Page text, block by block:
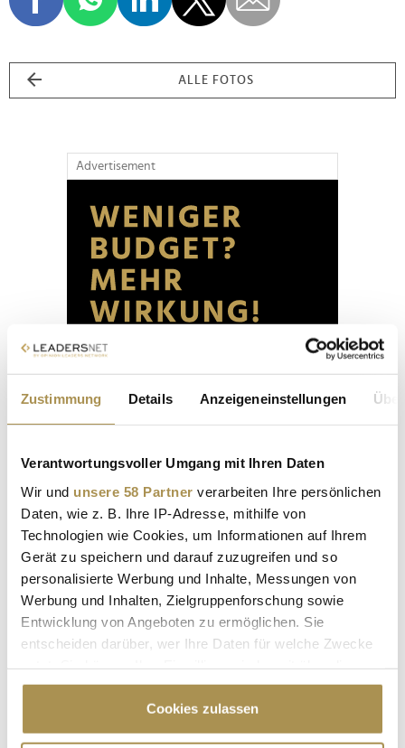
Zustimmung Details Anzeigeneinstellungen
Verantwortungsvoller Umgang mit Ihren Daten
Wir und unsere 58 Partner verarbeiten Ihre persönlichen
Daten, wie z. B. Ihre IP-Adresse, mithilfe von
Technologien wie Cookies, um Informationen auf Ihrem
Gerät zu speichern und darauf zuzugreifen und so
personalisierte Werbung und Inhalte, Messungen von
Werbung und Inhalten, Zielgruppenforschung sowie
Entwicklung von Angeboten zu ermöglichen. Sie
entscheiden darüber, wer Ihre Daten für welche Zwecke
Cookie-Erklärung oder durch Klicken auf das Privacy
Trigger Symbol ändern oder widerrufen
Cookies zulassen
ALLE FOTOS
Advertisement